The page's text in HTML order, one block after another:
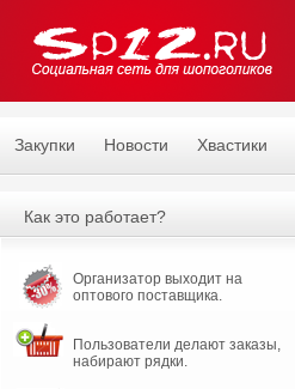
Закупки Новости Хвастики
Как это работает?
Организатор выходит на
оптового поставщика.
Пользователи делают заказы,
набирают рядки.